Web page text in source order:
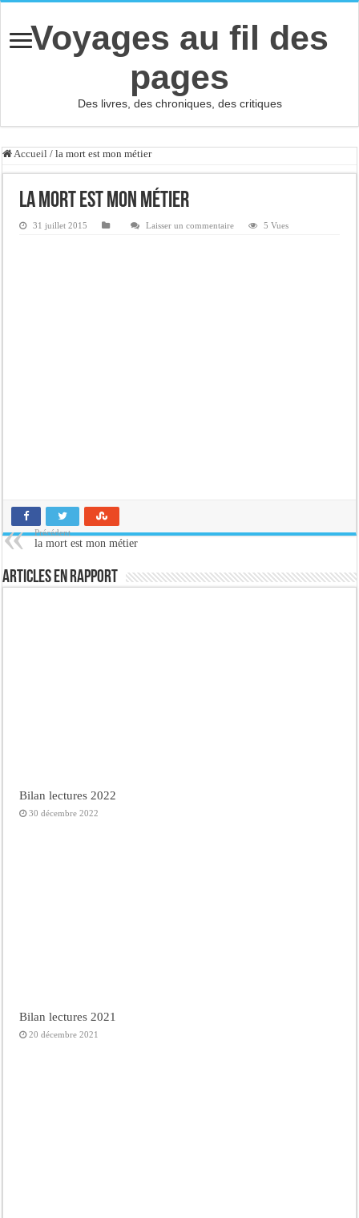
Voyages au fil des
pages
Des livres, des chroniques, des critiques
Accueil / la mort est mon métier
la mort est mon métier
31 juillet 2015 Laisser un commentaire 5 Vues
Précédent
la mort est mon métier
Articles en rapport
Bilan lectures 2022
30 décembre 2022
Bilan lectures 2021
20 décembre 2021